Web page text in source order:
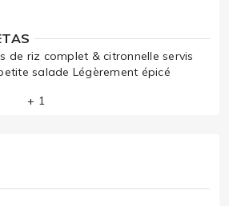
de riz complet & citronnelle servis
salade Légèrement épicé
+ 1